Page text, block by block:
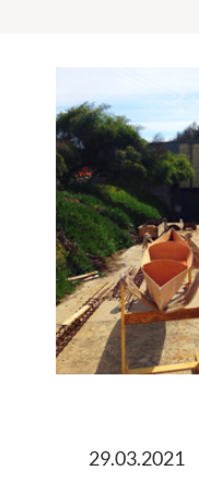
29.03.2021